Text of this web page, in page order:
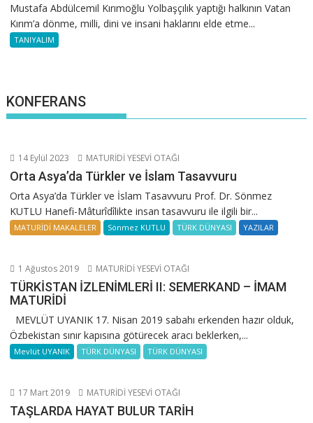
Mustafa Abdülcemil Kırımoğlu Yolbaşçılık yaptığı halkının Vatan
Kırım’a dönme, milli, dini ve insani haklarını elde etme...
TANIYALIM
KONFERANS
14 Eylül 2023 MATURİDİ YESEVİ OTAĞI
Orta Asya’da Türkler ve İslam Tasavvuru
Orta Asya’da Türkler ve İslam Tasavvuru Prof. Dr. Sönmez
KUTLU Hanefi-Mâturîdîlikte insan tasavvuru ile ilgili bir...
MATURİDİ MAKALELER Sönmez KUTLU TÜRK DÜNYASI YAZILAR
1 Ağustos 2019 MATURİDİ YESEVİ OTAĞI
TÜRKİSTAN İZLENİMLERİ II: SEMERKAND – İMAM
MATURİDİ
MEVLÜT UYANIK 17. Nisan 2019 sabahı erkenden hazır olduk,
Özbekistan sınır kapısına götürecek aracı beklerken,...
Mevlüt UYANIK TÜRK DÜNYASI TÜRK DÜNYASI
17 Mart 2019 MATURİDİ YESEVİ OTAĞI
TAŞLARDA HAYAT BULUR TARİH